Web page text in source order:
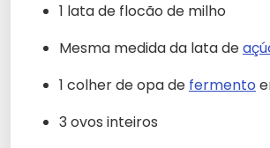
1 lata de flocão de milho
Mesma medida da lata de
1 colher de opa de fermento
3 ovos inteiros